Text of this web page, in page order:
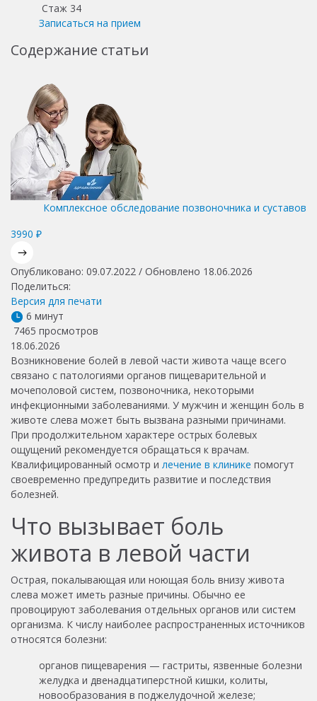
Стаж 34
Записаться на прием
Содержание статьи
Комплексное обследование позвоночника и суставов
3990 ₽
Опубликовано: 09.07.2022 / Обновлено 18.06.2026
Поделиться:
Версия для печати
6 минут
7465 просмотров
18.06.2026
Возникновение болей в левой части живота чаще всего
связано с патологиями органов пищеварительной и
мочеполовой систем, позвоночника, некоторыми
инфекционными заболеваниями. У мужчин и женщин боль в
животе слева может быть вызвана разными причинами.
При продолжительном характере острых болевых
ощущений рекомендуется обращаться к врачам.
Квалифицированный осмотр и лечение в клинике помогут
своевременно предупредить развитие и последствия
болезней.
Что вызывает боль
живота в левой части
Острая, покалывающая или ноющая боль внизу живота
слева может иметь разные причины. Обычно ее
провоцируют заболевания отдельных органов или систем
организма. К числу наиболее распространенных источников
относятся болезни:
органов пищеварения — гастриты, язвенные болезни
желудка и двенадцатиперстной кишки, колиты,
новообразования в поджелудочной железе;